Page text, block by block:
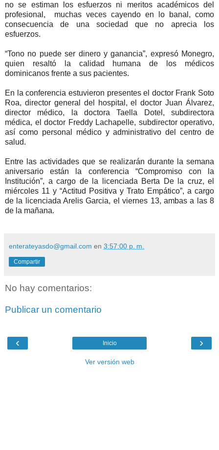
no se estiman los esfuerzos ni meritos académicos del
profesional, muchas veces cayendo en lo banal, como
consecuencia de una sociedad que no aprecia los
esfuerzos.
“Tono no puede ser dinero y ganancia”, expresó Monegro,
quien resaltó la calidad humana de los médicos
dominicanos frente a sus pacientes.
En la conferencia estuvieron presentes el doctor Frank Soto
Roa, director general del hospital, el doctor Juan Álvarez,
director médico, la doctora Taella Dotel, subdirectora
médica, el doctor Freddy Lachapelle, subdirector operativo,
así como personal médico y administrativo del centro de
salud.
Entre las actividades que se realizarán durante la semana
aniversario están la conferencia “Compromiso con la
Institución”, a cargo de la licenciada Berta De la cruz, el
miércoles 11 y “Actitud Positiva y Trato Empático”, a cargo
de la licenciada Arelis Garcia, el viernes 13, ambas a las 8
de la mañana.
enterateyasdo@gmail.com en 3:57:00 p. m.
Compartir
No hay comentarios:
Publicar un comentario
‹ ›
Inicio
Ver versión web